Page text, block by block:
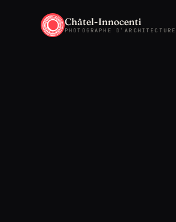
Châtel-Innocenti
PHOTOGRAPHE D’ARCHITECTURE